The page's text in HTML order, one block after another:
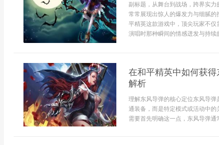
副标题，从舞台到战场，跨界实
常常展现出惊人的爆发力与细腻
平精英这款游戏中，顶尖玩家不
演唱时那种瞬间的情感迸发与持
在和平精英中如何获
解析
理解东风导弹的核心定位东风导
通装备，而是特定模式或活动中
需要首先明确这一点，东风导弹